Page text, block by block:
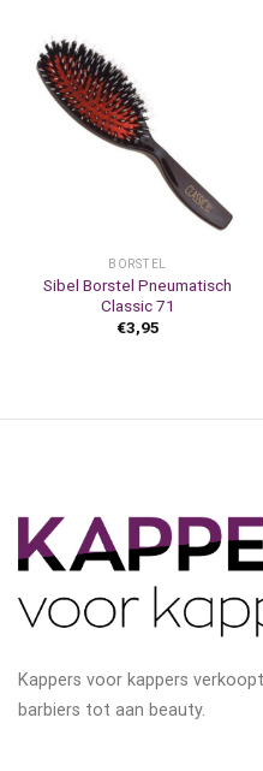
BORSTEL
Sibel Borstel Pneumatisch
Classic 71
€3,95
Kappers voor kappers
barbiers tot aan beauty.